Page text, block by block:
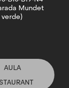
Mundet
verde)
AULA